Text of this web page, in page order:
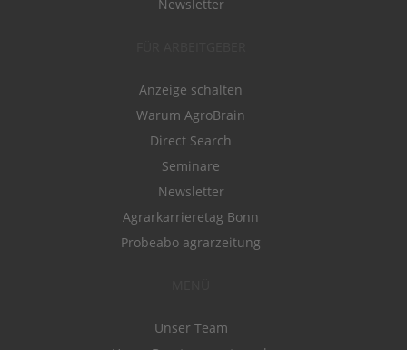
Newsletter
Anzeige schalten
Warum AgroBrain
Direct Search
Seminare
Newsletter
Agrarkarrieretag Bonn
Probeabo agrarzeitung
Unser Team